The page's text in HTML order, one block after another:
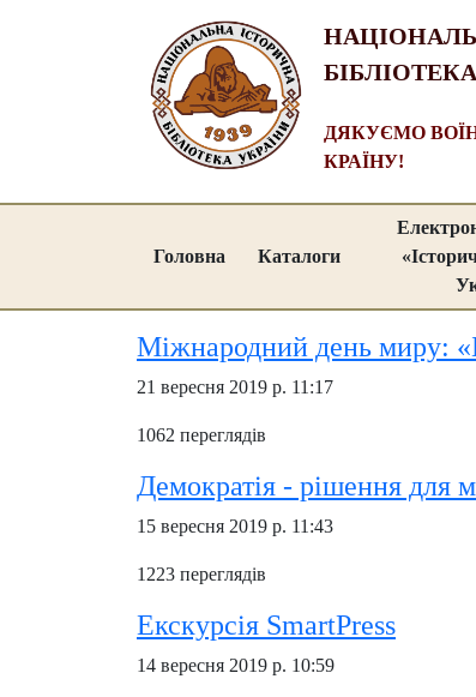
ДЯКУЄМО
КРАЇНУ!
Головна Каталоги
Міжнародний день миру:
21 вересня 2019 р. 11:17
1062 переглядів
Демократія - рішення для
15 вересня 2019 р. 11:43
1223 переглядів
Екскурсія SmartPress
14 вересня 2019 р. 10:59